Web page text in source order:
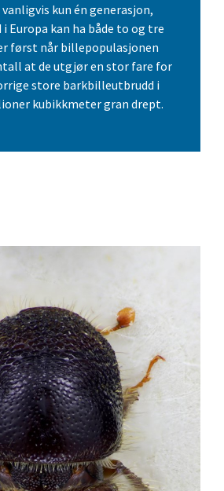
kun én generasjon,
i Europa kan ha både to og tre
først når billepopulasjonen
at de utgjør en stor fare for
store barkbilleutbrudd i
kubikkmeter gran drept.